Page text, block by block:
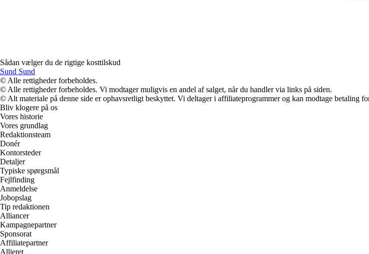
Sådan vælger du de rigtige kosttilskud
Sund Sund
© Alle rettigheder forbeholdes.
© Alle rettigheder forbeholdes. Vi modtager muligvis en andel af salget, når du handler via links på siden.
© Alt materiale på denne side er ophavsretligt beskyttet. Vi deltager i affiliateprogrammer og kan modtage betaling
Bliv klogere på os
Vores historie
Vores grundlag
Redaktionsteam
Donér
Kontorsteder
Detaljer
Typiske spørgsmål
Fejlfinding
Anmeldelse
Jobopslag
Tip redaktionen
Alliancer
Kampagnepartner
Sponsorat
Affiliatepartner
Allieret